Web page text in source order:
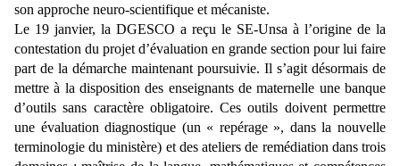
son approche neuro-scientifique et mécaniste.
Le 19 janvier, la DGESCO a reçu le SE-Unsa à l’origine de la
contestation du projet d’évaluation en grande section pour lui faire
part de la démarche maintenant poursuivie. Il s’agit désormais de
mettre à la disposition des enseignants de maternelle une banque
d’outils sans caractère obligatoire. Ces outils doivent permettre
une évaluation diagnostique (un « repérage », dans la nouvelle
terminologie du ministère) et des ateliers de remédiation dans trois